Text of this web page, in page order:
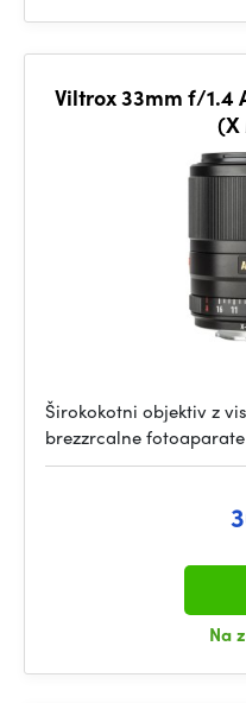
Viltrox 33mm f/1.4
(X
Širokokotni objektiv z
brezzrcalne fotoaparate
Na